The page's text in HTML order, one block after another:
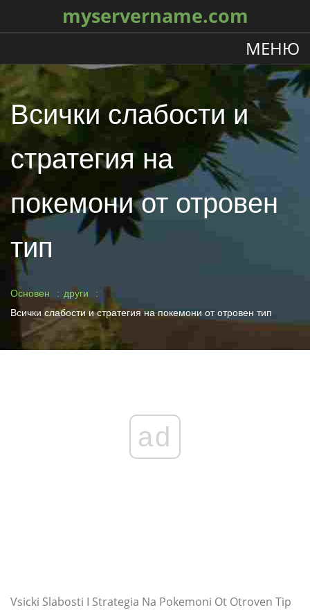
myservername.com
МЕНЮ
Всички слабости и
стратегия на
покемони от отровен
тип
Основен
други
Всички слабости и стратегия на покемони от отровен тип
ad
Vsicki Slabosti I Strategia Na Pokemoni Ot Otroven Tip